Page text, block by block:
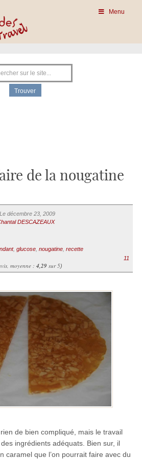
Menu
de la nougatine
Le décembre 23, 2009
DESCAZEAUX
, glucose, nougatine, recette
moyenne : 4,29sur 5)
11
de bien compliqué, mais le travail
ingrédients adéquats. Bien sur, il
caramel que l’on pourrait faire avec du